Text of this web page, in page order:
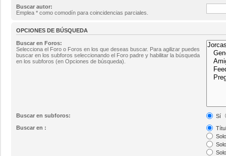
Buscar autor:
Emplea * como comodín para coincidencias parciales.
OPCIONES DE BÚSQUEDA
Buscar en Foros:
Selecciona el Foro o Foros en los que deseas buscar. Para agilizar puedes
buscar en los subforos seleccionando el Foro padre y habilitar la búsqueda
en los subforos (en Opciones de búsqueda).
Buscar en subforos:
Sí
Buscar en :